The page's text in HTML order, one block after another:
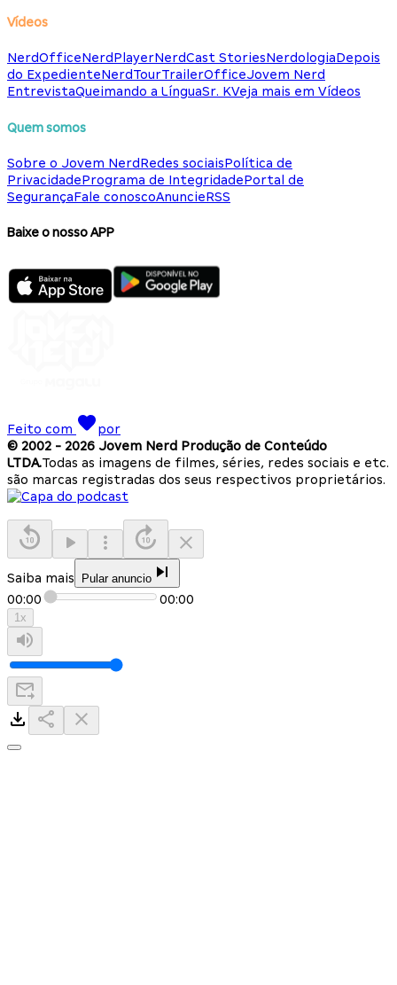
Vídeos
NerdOfficeNerdPlayerNerdCast StoriesNerdologiaDepois
do ExpedienteNerdTourTrailerOfficeJovem Nerd
EntrevistaQueimando a LínguaSr. KVeja mais em Vídeos
Quem somos
Sobre o Jovem NerdRedes sociaisPolítica de
PrivacidadePrograma de IntegridadePortal de
SegurançaFale conoscoAnuncieRSS
Baixe o nosso APP
Feito com
por
© 2002 - 2026 Jovem Nerd Produção de Conteúdo
LTDA.Todas as imagens de filmes, séries, redes sociais e etc.
são marcas registradas dos seus respectivos proprietários.
Saiba mais Pular anuncio
00:00 00:00
1x